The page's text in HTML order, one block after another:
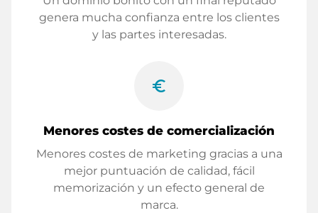
genera mucha confianza entre los clientes
y las partes interesadas.
euro_symbol
Menores costes de comercialización
Menores costes de marketing gracias a una
mejor puntuación de calidad, fácil
memorización y un efecto general de
marca.